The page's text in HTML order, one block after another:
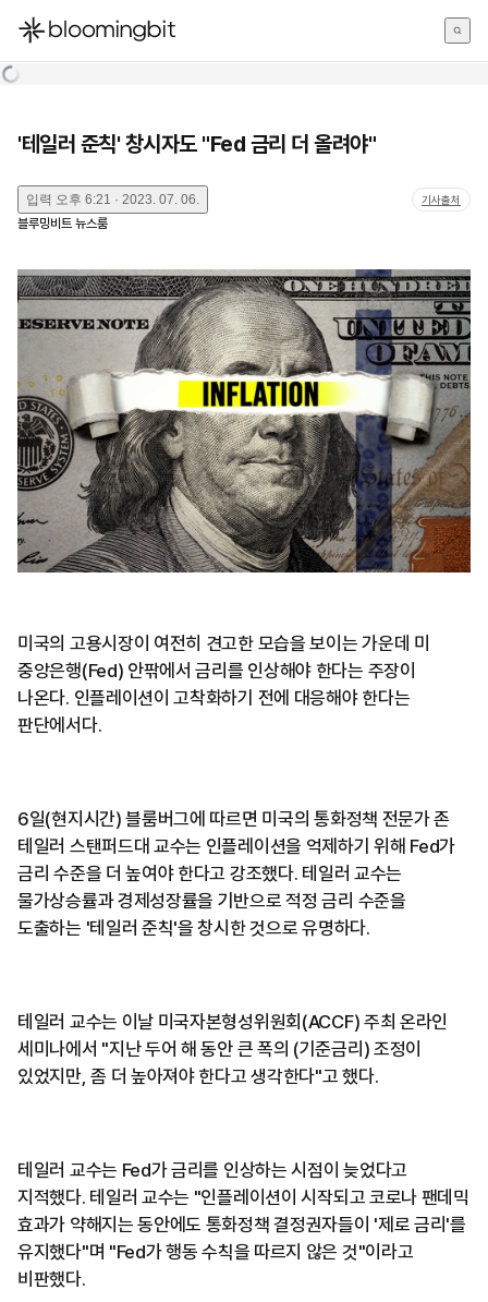
한국어
'테일러 준칙' 창시자도 "Fed 금리 더 올려야"
입력 오후 6:21 · 2023. 07. 06. 기사출처
블루밍비트 뉴스룸
미국의 고용시장이 여전히 견고한 모습을 보이는 가운데 미
중앙은행(Fed) 안팎에서 금리를 인상해야 한다는 주장이
나온다. 인플레이션이 고착화하기 전에 대응해야 한다는
판단에서다.
6일(현지시간) 블룸버그에 따르면 미국의 통화정책 전문가 존
테일러 스탠퍼드대 교수는 인플레이션을 억제하기 위해 Fed가
금리 수준을 더 높여야 한다고 강조했다. 테일러 교수는
물가상승률과 경제성장률을 기반으로 적정 금리 수준을
도출하는 '테일러 준칙'을 창시한 것으로 유명하다.
테일러 교수는 이날 미국자본형성위원회(ACCF) 주최 온라인
세미나에서 "지난 두어 해 동안 큰 폭의 (기준금리) 조정이
있었지만, 좀 더 높아져야 한다고 생각한다"고 했다.
테일러 교수는 Fed가 금리를 인상하는 시점이 늦었다고
지적했다. 테일러 교수는 "인플레이션이 시작되고 코로나 팬데믹
효과가 약해지는 동안에도 통화정책 결정권자들이 '제로 금리'를
유지했다"며 "Fed가 행동 수칙을 따르지 않은 것"이라고
비판했다.